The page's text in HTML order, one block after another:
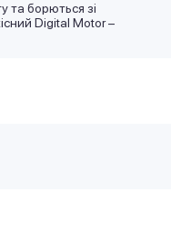
та борються зі
Digital Motor –